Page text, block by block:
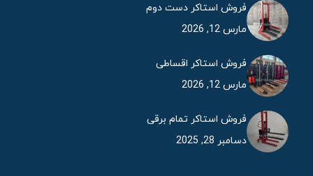
فروش استاکر دست دوم
مارس 12, 2026
فروش استاکر اقساطی
مارس 12, 2026
فروش استاکر تمام برقی
دسامبر 28, 2025